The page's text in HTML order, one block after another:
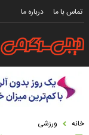
تماس با ما درباره ما
خانه ورزشی